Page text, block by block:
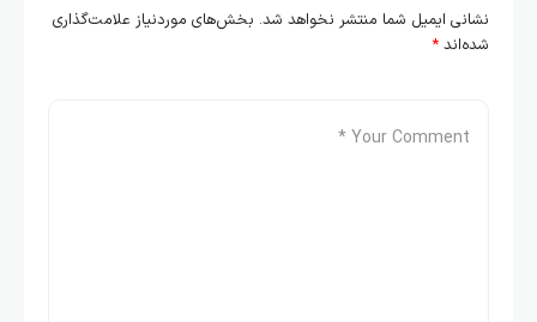
نشانی ایمیل شما منتشر نخواهد شد. بخش‌های موردنیاز علامت‌گذاری
شده‌اند *